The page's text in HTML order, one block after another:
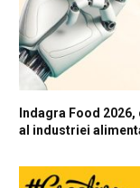
Indagra Food
al industriei